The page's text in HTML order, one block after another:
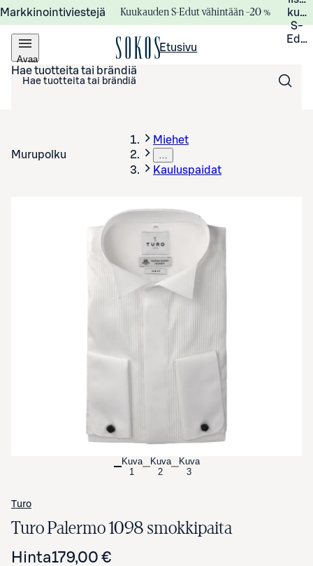
Markkinointiviestejä Kuukauden S-Edut vähintään –20 %
S-
Avaa
valikko
Etusivu
Hae tuotteita tai brändiä
Murupolku
Miehet
…
Kauluspaidat
Kuva
1
Kuva
2
Kuva
3
Turo
Turo Palermo 1098 smokkipaita
Hinta179,00 €